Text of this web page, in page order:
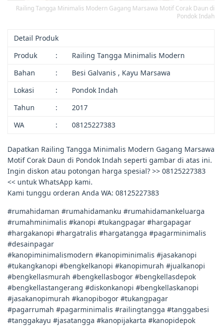
Railing Tangga Minimalis Modern Gagang Marsawa Motif Corak Daun di
Pondok Indah
Detail Produk
Produk
:
Railing Tangga Minimalis Modern
Bahan
:
Besi Galvanis , Kayu Marsawa
Lokasi
:
Pondok Indah
Tahun
:
2017
WA
: 08125227383
Dapatkan Railing Tangga Minimalis Modern Gagang Marsawa
Motif Corak Daun di Pondok Indah seperti gambar di atas ini.
Ingin diskon atau potongan harga spesial? >> 08125227383
<< untuk WhatsApp kami.
Kami tunggu orderan Anda WA: 08125227383
#rumahidaman #rumahidamanku #rumahidamankeluarga
#rumahminimalis #kanopi #tukangpagar #hargapagar
#hargakanopi #hargatralis #hargatangga #pagarminimalis
#desainpagar
#kanopiminimalismodern #kanopiminimalis #jasakanopi
#tukangkanopi #bengkelkanopi #kanopimurah #jualkanopi
#bengkellasmurah #bengkellasbogor #bengkellasdepok
#bengkellastangerang #diskonkanopi #bengkellaskanopi
#jasakanopimurah #kanopibogor #tukangpagar
#pagarrumah #pagarminimalis #railingtangga #tanggabesi
#tanggakayu #jasatangga #kanopijakarta #kanopidepok